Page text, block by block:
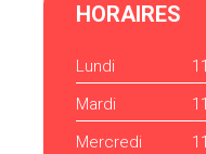
HORAIRES
Lundi
Mardi
Mercredi